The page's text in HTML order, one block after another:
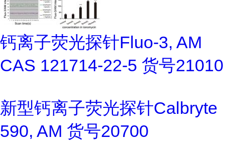
钙离子荧光探针Fluo-3, AM
CAS 121714-22-5 货号21010
新型钙离子荧光探针Calbryte
590, AM 货号20700